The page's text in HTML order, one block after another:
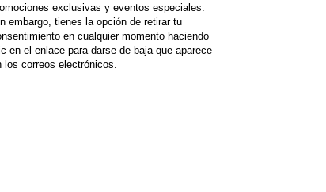
exclusivas y eventos especiales.
embargo, tienes la opción de retirar tu
en cualquier momento haciendo
en el enlace para darse de baja que aparece
los correos electrónicos.